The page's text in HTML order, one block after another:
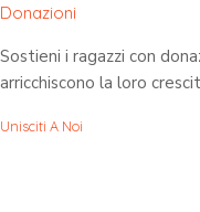
Donazioni
Sostieni i ragazzi con
arricchiscono la loro
Unisciti A Noi